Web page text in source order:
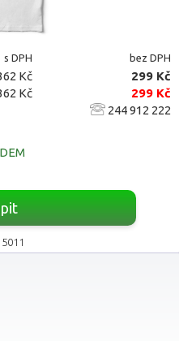
s DPH bez DPH
Kč
299 Kč
Kč
299 Kč
244 912 222